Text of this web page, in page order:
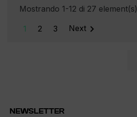
Mostrando 1-12 di 27 element(s)
1 2 3 Next 
NEWSLETTER